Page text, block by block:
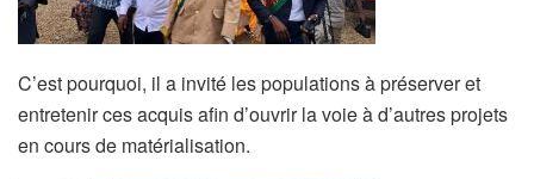
C’est pourquoi, il a invité les populations à préserver et
entretenir ces acquis afin d’ouvrir la voie à d’autres projets
en cours de matérialisation.